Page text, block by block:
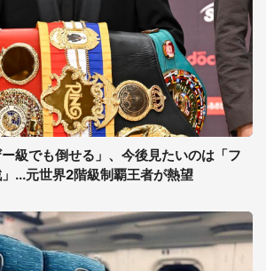
級でも倒せる」、今後見たいのは「フ
...元世界2階級制覇王者が熱望